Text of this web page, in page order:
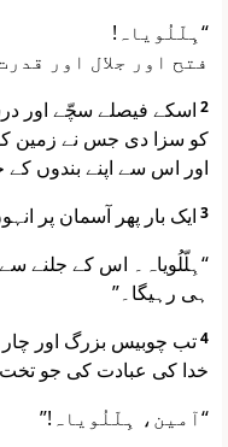
“ہِلّلُویاہ!
فتح اور جلال اور
2 اسکے فیصلے سچّے اور
کو سزا دی جس نے زمین کو
اور اس سے اپنے بندوں کے
3 ایک بار پھر آسمان پر
“ہِلّلُویاہ۔ اس کے جلنے
ہی رہیگا۔”
4تب چوبیس بزرگ اور
خدا کی عبادت کی جو تخت
“آمین، ہِلّلُویاہ!”